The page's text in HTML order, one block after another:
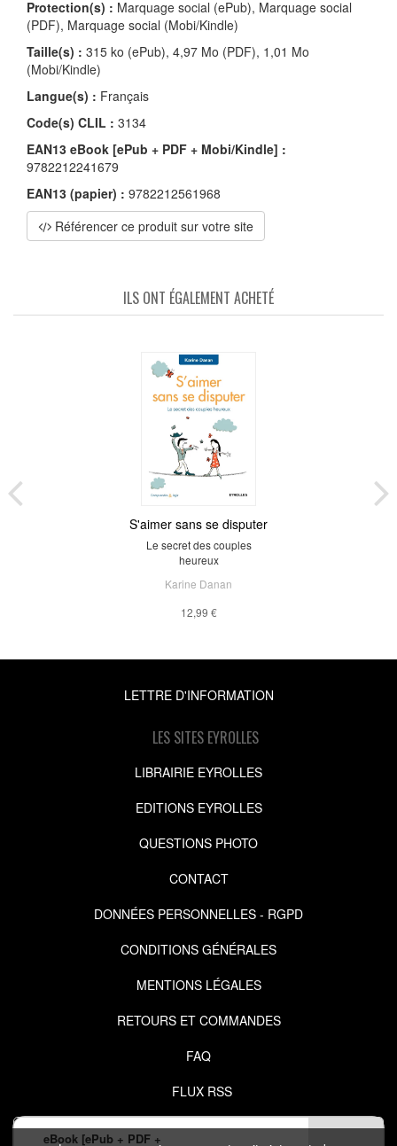
eBook [ePub + PDF +
Protection(s) : Marquage social (ePub), Marquage social
(PDF), Marquage social (Mobi/Kindle)
Taille(s) : 315 ko (ePub), 4,97 Mo (PDF), 1,01 Mo
(Mobi/Kindle)
Langue(s) : Français
Code(s) CLIL : 3134
EAN13 eBook [ePub + PDF + Mobi/Kindle] :
9782212241679
EAN13 (papier) : 9782212561968
Référencer ce produit sur votre site
ILS ONT ÉGALEMENT ACHETÉ
S'aimer sans se disputer
Le secret des couples
heureux
Karine Danan
12,99 €
LETTRE D'INFORMATION
LES SITES EYROLLES
LIBRAIRIE EYROLLES
EDITIONS EYROLLES
QUESTIONS PHOTO
CONTACT
DONNÉES PERSONNELLES - RGPD
CONDITIONS GÉNÉRALES
MENTIONS LÉGALES
RETOURS ET COMMANDES
FAQ
FLUX RSS